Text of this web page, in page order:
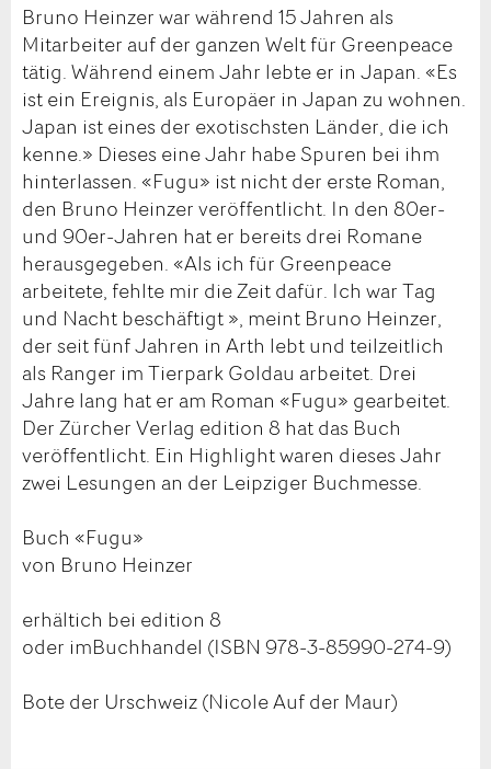
Bruno Heinzer war während 15 Jahren als
Mitarbeiter auf der ganzen Welt für Greenpeace
tätig. Während einem Jahr lebte er in Japan. «Es
ist ein Ereignis, als Europäer in Japan zu wohnen.
Japan ist eines der exotischsten Länder, die ich
kenne.» Dieses eine Jahr habe Spuren bei ihm
hinterlassen. «Fugu» ist nicht der erste Roman,
den Bruno Heinzer veröffentlicht. In den 80er-
und 90er-Jahren hat er bereits drei Romane
herausgegeben. «Als ich für Greenpeace
arbeitete, fehlte mir die Zeit dafür. Ich war Tag
und Nacht beschäftigt », meint Bruno Heinzer,
der seit fünf Jahren in Arth lebt und teilzeitlich
als Ranger im Tierpark Goldau arbeitet. Drei
Jahre lang hat er am Roman «Fugu» gearbeitet.
Der Zürcher Verlag edition 8 hat das Buch
veröffentlicht. Ein Highlight waren dieses Jahr
zwei Lesungen an der Leipziger Buchmesse.
Buch «Fugu»
von Bruno Heinzer
erhältich bei edition 8
oder imBuchhandel (ISBN 978-3-85990-274-9)
Bote der Urschweiz (Nicole Auf der Maur)